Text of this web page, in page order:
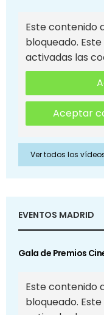
Este contenido
bloqueado.
activadas las
Aceptar
Ver todos los
EVENTOS MADRID
Gala de Premios
Este contenido
bloqueado.